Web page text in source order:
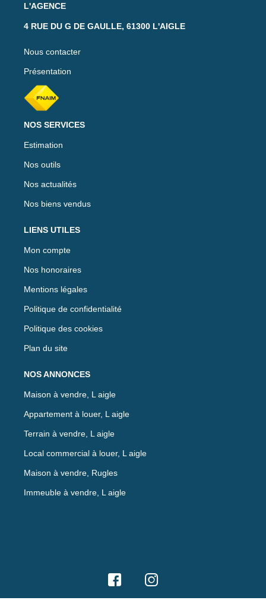
L'AGENCE
4 RUE DU G DE GAULLE, 61300 L'AIGLE
Nous contacter
Présentation
NOS SERVICES
Estimation
Nos outils
Nos actualités
Nos biens vendus
LIENS UTILES
Mon compte
Nos honoraires
Mentions légales
Politique de confidentialité
Politique des cookies
Plan du site
NOS ANNONCES
Maison à vendre, L aigle
Appartement à louer, L aigle
Terrain à vendre, L aigle
Local commercial à louer, L aigle
Maison à vendre, Rugles
Immeuble à vendre, L aigle